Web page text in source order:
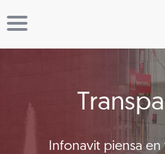
Infonavit piensa